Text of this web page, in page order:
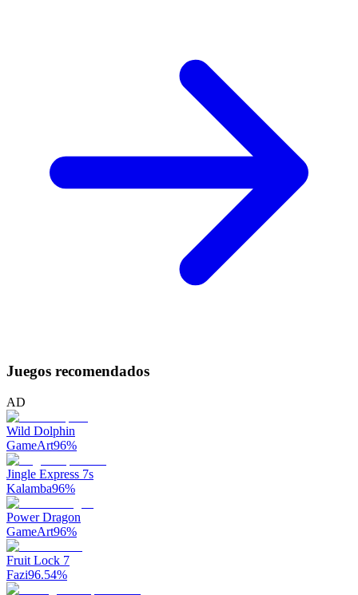
Juegos recomendados
AD
Wild Dolphin
GameArt96%
Jingle Express 7s
Kalamba96%
Power Dragon
GameArt96%
Fruit Lock 7
Fazi96.54%